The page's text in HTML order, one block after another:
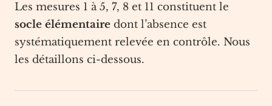
Les mesures 1 à 5, 7, 8 et 11 constituent le
socle élémentaire dont l’absence est
systématiquement relevée en contrôle. Nous
les détaillons ci-dessous.